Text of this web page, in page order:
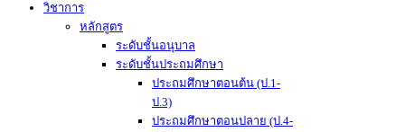
วิชาการ
หลักสูตร
ระดับชั้นอนุบาล
ระดับชั้นประถมศึกษา
ประถมศึกษาตอนต้น (ป.1-
ป.3)
ประถมศึกษาตอนปลาย (ป.4-